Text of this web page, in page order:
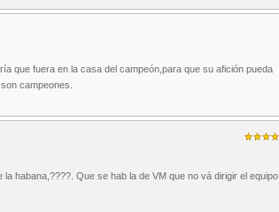
que fuera en la casa del campeón,para que su afición pueda
campeones.
habana,????. Que se hab la de VM que no vá dirigir el equipo